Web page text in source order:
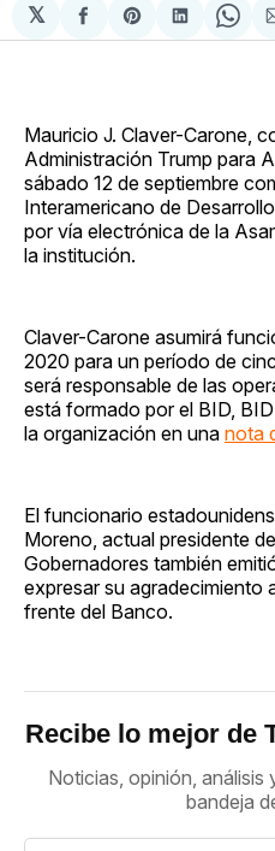
𝕏
Compartir
en
Share
on
en
on
Mauricio J. Claver-Carone,
Administración Trump para
sábado 12 de septiembre
Interamericano de
por vía electrónica de la
la institución.
Claver-Carone asumirá
2020 para un período de
será responsable de las
está formado por el BID,
la organización en una nota
El funcionario
Moreno, actual presidente
Gobernadores también
expresar su agradecimiento
frente del Banco.
Recibe lo mejor de
Noticias, opinión, análisis
bandeja